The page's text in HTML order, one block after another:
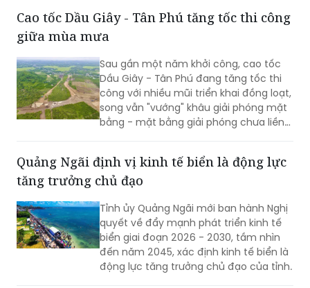
Cao tốc Dầu Giây - Tân Phú tăng tốc thi công
giữa mùa mưa
Sau gần một năm khởi công, cao tốc
Dầu Giây - Tân Phú đang tăng tốc thi
công với nhiều mũi triển khai đồng loạt,
song vẫn "vướng" khâu giải phóng mặt
bằng - mặt bằng giải phóng chưa liền
Quảng Ngãi định vị kinh tế biển là động lực
tăng trưởng chủ đạo
Tỉnh ủy Quảng Ngãi mới ban hành Nghị
quyết về đẩy mạnh phát triển kinh tế
biển giai đoạn 2026 - 2030, tầm nhìn
đến năm 2045, xác định kinh tế biển là
động lực tăng trưởng chủ đạo của tỉnh.